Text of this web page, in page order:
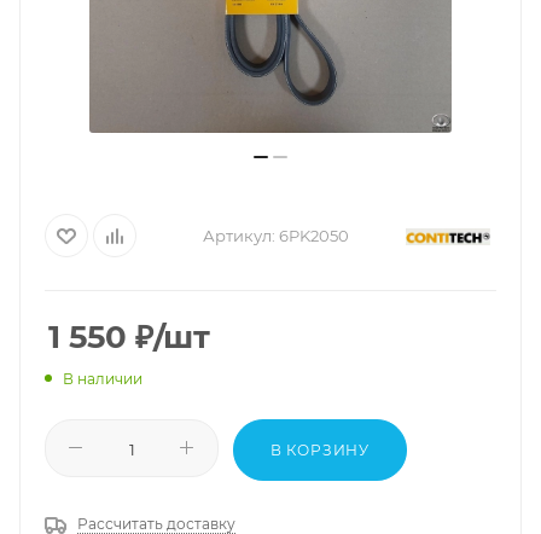
Артикул: 6PK2050
1 550 ₽/шт
В наличии
В КОРЗИНУ
Рассчитать доставку